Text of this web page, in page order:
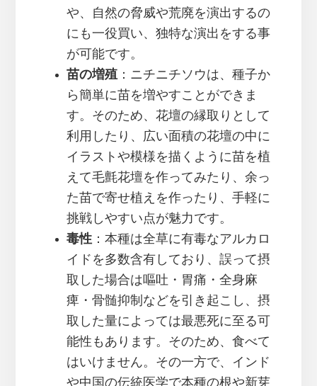
や、自然の脅威や荒廃を演出するの
にも一役買い、独特な演出をする事
が可能です。
苗の増殖：ニチニチソウは、種子か
ら簡単に苗を増やすことができま
す。そのため、花壇の縁取りとして
利用したり、広い面積の花壇の中に
イラストや模様を描くように苗を植
えて毛氈花壇を作ってみたり、余っ
た苗で寄せ植えを作ったり、手軽に
挑戦しやすい点が魅力です。
毒性：本種は全草に有毒なアルカロ
イドを多数含有しており、誤って摂
取した場合は嘔吐・胃痛・全身麻
痺・骨髄抑制などを引き起こし、摂
取した量によっては最悪死に至る可
能性もあります。そのため、食べて
はいけません。その一方で、インド
や中国の伝統医学で本種の根や新芽